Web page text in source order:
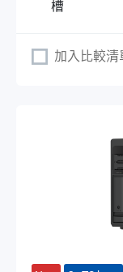
槽
加入比較清